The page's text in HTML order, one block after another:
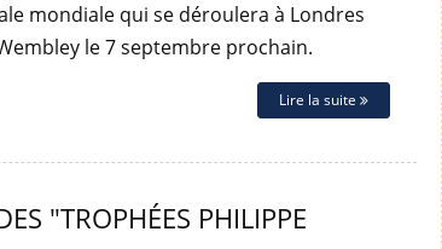
mondiale qui se déroulera à Londres
le 7 septembre prochain.
Lire la suite
"TROPHÉES PHILIPPE